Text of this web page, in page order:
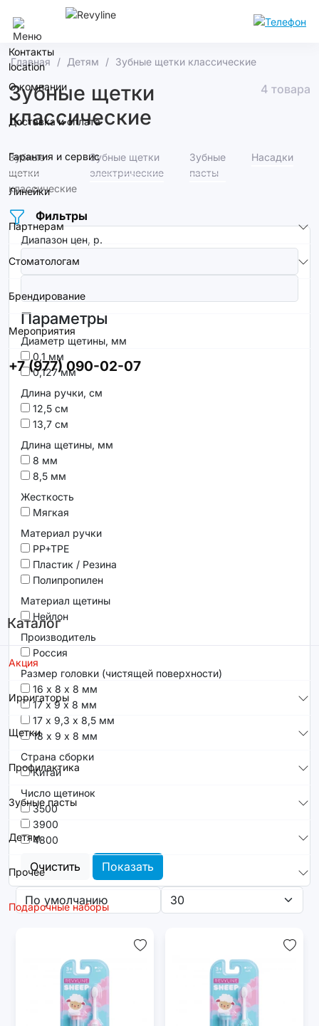
Челябинск
Контакты
О компании
Доставка и оплата
Гарантия и сервис
Линейки
Партнерам
Стоматологам
Брендирование
Мероприятия
+7 (977) 090-02-07
Каталог
Акция
Ирригаторы
Щетки
Профилактика
Зубные пасты
Детям
Прочее
Подарочные наборы
Главная Детям Зубные щетки классические
Зубные щетки
классические
4 товара
Зубные
щетки
классические
Зубные щетки
электрические
Зубные
пасты
Насадки
Фильтры
Диапазон цен, р.
Параметры
Диаметр щетины, мм
0,1 мм
0,127 мм
Длина ручки, см
12,5 см
13,7 см
Длина щетины, мм
8 мм
8,5 мм
Жесткость
Мягкая
Материал ручки
PP+TPE
Пластик / Резина
Полипропилен
Материал щетины
Нейлон
Производитель
Россия
Размер головки (чистящей поверхности)
16 х 8 х 8 мм
17 х 9 х 8 мм
17 х 9,3 х 8,5 мм
18 х 9 х 8 мм
Страна сборки
Китай
Число щетинок
3500
3900
4800
Очистить Показать